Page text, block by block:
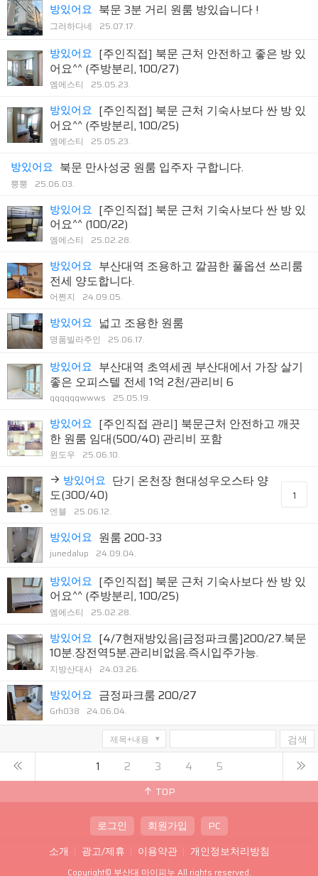
방있어요 북문 3분 거리 원룸 방있습니다 !
그러하다네 25.07.17.
방있어요 [주인직접] 북문 근처 안전하고 좋은 방 있
어요^^ (주방분리, 100/27)
엠에스티 25.05.23.
방있어요 [주인직접] 북문 근처 기숙사보다 싼 방 있
어요^^ (주방분리, 100/25)
엠에스티 25.05.23.
방있어요 북문 만사성궁 원룸 입주자 구합니다.
뿡뿡 25.06.03.
방있어요 [주인직접] 북문 근처 기숙사보다 싼 방 있
어요^^ (100/22)
엠에스티 25.02.28.
방있어요 부산대역 조용하고 깔끔한 풀옵션 쓰리룸
전세 양도합니다.
어쩐지 24.09.05.
방있어요 넓고 조용한 원룸
명품빌라주인 25.06.17.
방있어요 부산대역 초역세권 부산대에서 가장 살기
좋은 오피스텔 전세 1억 2천/관리비 6
qqqqqqwwws 25.05.19.
방있어요 [주인직접 관리] 북문근처 안전하고 깨끗
한 원룸 임대(500/40) 관리비 포함
윈도우 25.06.10.
방있어요 단기 온천장 현대성우오스타 양
도(300/40)
엔블 25.06.12.
1
방있어요 원룸 200-33
junedalup 24.09.04.
방있어요 [주인직접] 북문 근처 기숙사보다 싼 방 있
어요^^ (주방분리, 100/25)
엠에스티 25.02.28.
방있어요 [4/7현재방있음|금정파크룸]200/27.북문
10분.장전역5분.관리비없음.즉시입주가능.
지방산대사 24.03.26.
방있어요 금정파크룸 200/27
Grh038 24.06.04.
검색
1 2 3 4 5
TOP
로그인 회원가입
PC
소개
광고/제휴 이용약관 개인정보처리방침
Copyright© 부산대 마이피누 All rights reserved.